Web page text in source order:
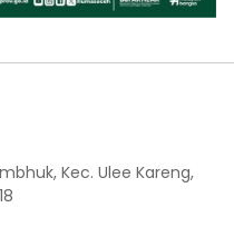
Kec. Ulee Kareng,